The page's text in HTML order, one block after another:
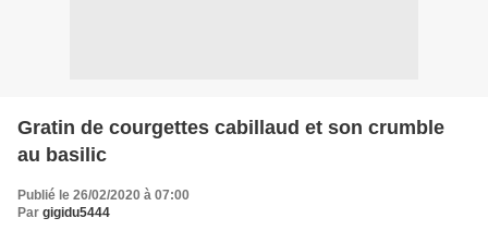
Gratin de courgettes cabillaud et son crumble
au basilic
Publié le 26/02/2020 à 07:00
Par gigidu5444